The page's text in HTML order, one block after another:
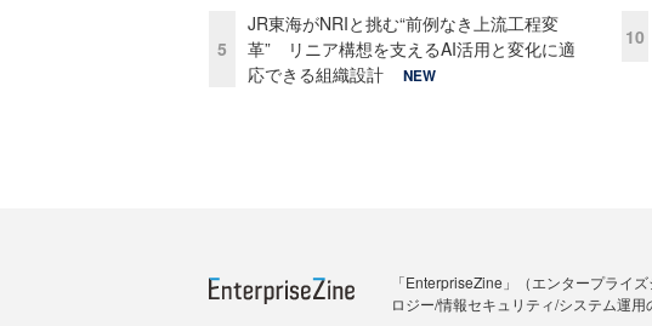
5
JR東海がNRIと挑む“前例なき上流工程変
革” リニア構想を支えるAI活用と変化に適
応できる組織設計
NEW
10
「EnterpriseZine」（エンタープライ
ロジー/情報セキュリティ/システム運